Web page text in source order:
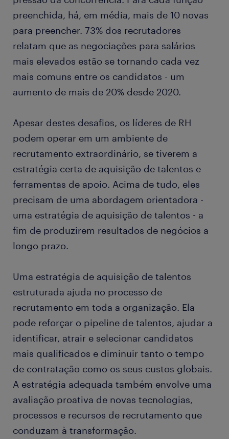
preenchida, há, em média, mais de 10 novas
para preencher. 73% dos recrutadores
relatam que as negociações para salários
mais elevados estão se tornando cada vez
mais comuns entre os candidatos - um
aumento de mais de 20% desde 2020.
Apesar destes desafios, os líderes de RH
podem operar em um ambiente de
recrutamento extraordinário, se tiverem a
estratégia certa de aquisição de talentos e
ferramentas de apoio. Acima de tudo, eles
precisam de uma abordagem orientadora -
uma estratégia de aquisição de talentos - a
fim de produzirem resultados de negócios a
longo prazo.
Uma estratégia de aquisição de talentos
estruturada ajuda no processo de
recrutamento em toda a organização. Ela
pode reforçar o pipeline de talentos, ajudar a
identificar, atrair e selecionar candidatos
mais qualificados e diminuir tanto o tempo
de contratação como os seus custos globais.
A estratégia adequada também envolve uma
avaliação proativa de novas tecnologias,
processos e recursos de recrutamento que
conduzam à transformação.